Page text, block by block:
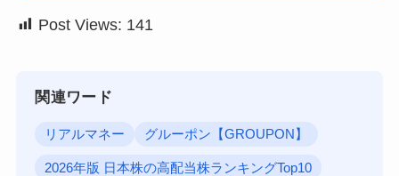
Post Views: 141
関連ワード
リアルマネー グルーポン【GROUPON】
2026年版 日本株の高配当株ランキングTop10